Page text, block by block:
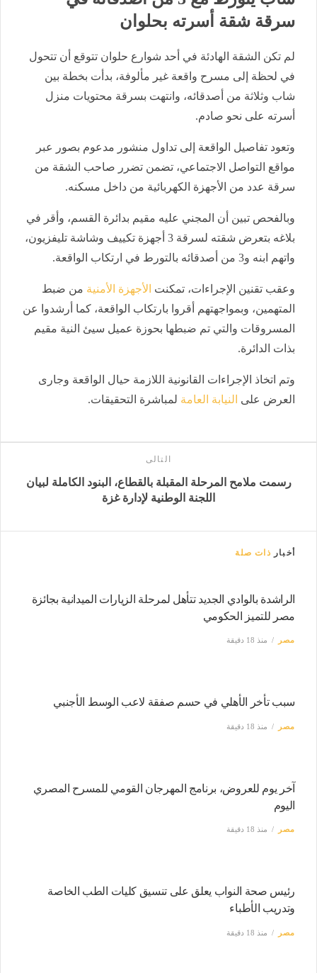
سرقة شقة أسرته بحلوان
لم تكن الشقة الهادئة في أحد شوارع حلوان تتوقع أن تتحول
في لحظة إلى مسرح واقعة غير مألوفة، بدأت بخطة بين
شاب وثلاثة من أصدقائه، وانتهت بسرقة محتويات منزل
أسرته على نحو صادم.
وتعود تفاصيل الواقعة إلى تداول منشور مدعوم بصور عبر
مواقع التواصل الاجتماعي، تضمن تضرر صاحب الشقة من
سرقة عدد من الأجهزة الكهربائية من داخل مسكنه.
وبالفحص تبين أن المجني عليه مقيم بدائرة القسم، وأقر في
بلاغه بتعرض شقته لسرقة 3 أجهزة تكييف وشاشة تليفزيون،
واتهم ابنه و3 من أصدقائه بالتورط في ارتكاب الواقعة.
وعقب تقنين الإجراءات، تمكنت الأجهزة الأمنية من ضبط
المتهمين، وبمواجهتهم أقروا بارتكاب الواقعة، كما أرشدوا عن
المسروقات والتي تم ضبطها بحوزة عميل سيئ النية مقيم
بذات الدائرة.
وتم اتخاذ الإجراءات القانونية اللازمة حيال الواقعة وجارى
العرض على النيابة العامة لمباشرة التحقيقات.
التالى
رسمت ملامح المرحلة المقبلة بالقطاع، البنود الكاملة لبيان
اللجنة الوطنية لإدارة غزة
أخبار ذات صلة
الراشدة بالوادي الجديد تتأهل لمرحلة الزيارات الميدانية بجائزة
مصر للتميز الحكومي
مصر منذ 18 دقيقة
سبب تأخر الأهلي في حسم صفقة لاعب الوسط الأجنبي
مصر منذ 18 دقيقة
آخر يوم للعروض، برنامج المهرجان القومي للمسرح المصري
اليوم
مصر منذ 18 دقيقة
رئيس صحة النواب يعلق على تنسيق كليات الطب الخاصة
وتدريب الأطباء
مصر منذ 18 دقيقة